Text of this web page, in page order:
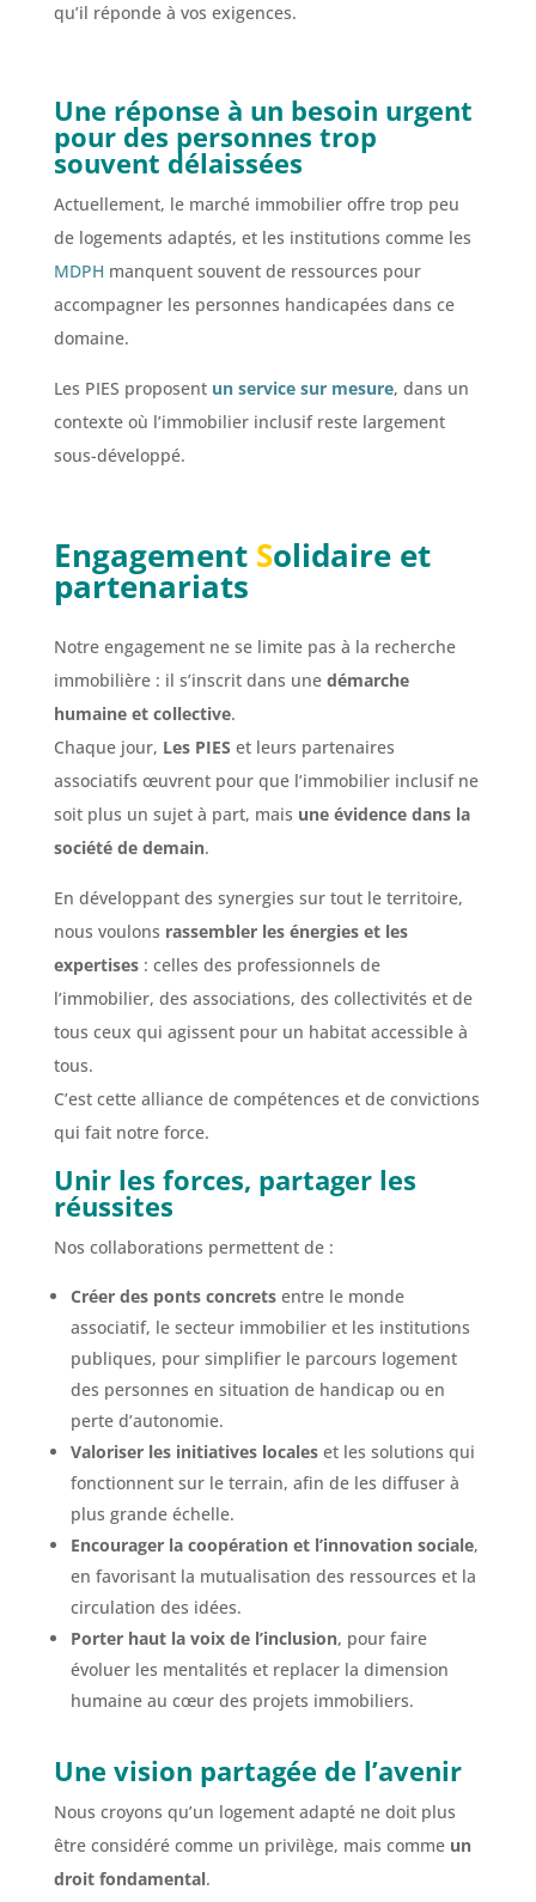
qu’il réponde à vos exigences.
Une réponse à un besoin urgent
pour des personnes trop
souvent délaissées
Actuellement, le marché immobilier offre trop peu
de logements adaptés, et les institutions comme les
MDPH manquent souvent de ressources pour
accompagner les personnes handicapées dans ce
domaine.
Les PIES proposent un service sur mesure, dans un
contexte où l’immobilier inclusif reste largement
sous-développé.
Engagement Solidaire et
partenariats
Notre engagement ne se limite pas à la recherche
immobilière : il s’inscrit dans une démarche
humaine et collective.
Chaque jour, Les PIES et leurs partenaires
associatifs œuvrent pour que l’immobilier inclusif ne
soit plus un sujet à part, mais une évidence dans la
société de demain.
En développant des synergies sur tout le territoire,
nous voulons rassembler les énergies et les
expertises: celles des professionnels de
l’immobilier, des associations, des collectivités et de
tous ceux qui agissent pour un habitat accessible à
tous.
C’est cette alliance de compétences et de convictions
qui fait notre force.
Unir les forces, partager les
réussites
Nos collaborations permettent de :
Créer des ponts concretsentre le monde
associatif, le secteur immobilier et les institutions
publiques, pour simplifier le parcours logement
des personnes en situation de handicap ou en
perte d’autonomie.
Valoriser les initiatives localeset les solutions qui
fonctionnent sur le terrain, afin de les diffuser à
plus grande échelle.
Encourager la coopération et l’innovation sociale,
en favorisant la mutualisation des ressources et la
circulation des idées.
Porter haut la voix de l’inclusion, pour faire
évoluer les mentalités et replacer la dimension
humaine au cœur des projets immobiliers.
Une vision partagée de l’avenir
Nous croyons qu’un logement adapté ne doit plus
être considéré comme un privilège, mais comme un
droit fondamental.